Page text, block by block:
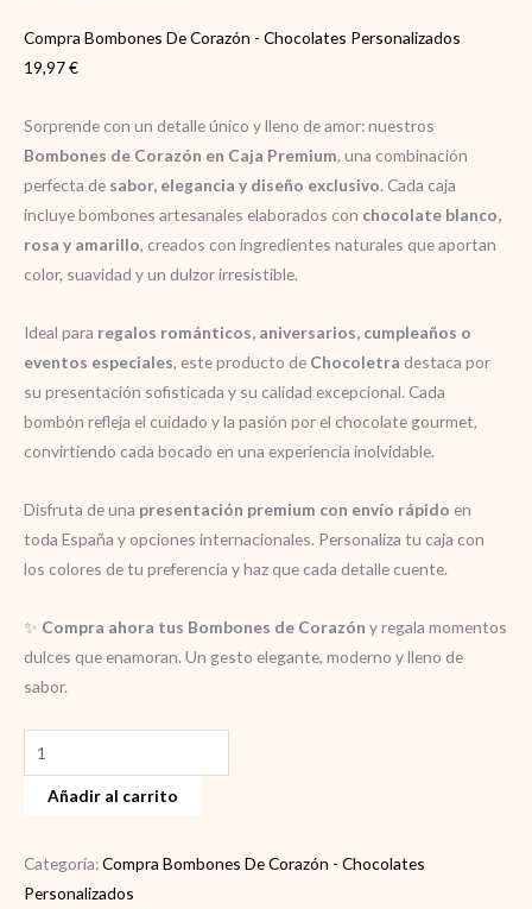
Compra Bombones De Corazón - Chocolates Personalizados
19,97€
Sorprende con un detalle único y lleno de amor: nuestros
Bombones de Corazón en Caja Premium, una combinación
perfecta de sabor, elegancia y diseño exclusivo. Cada caja
incluye bombones artesanales elaborados con chocolate blanco,
rosa y amarillo, creados con ingredientes naturales que aportan
color, suavidad y un dulzor irresistible.
Ideal para regalos románticos, aniversarios, cumpleaños o
eventos especiales, este producto de Chocoletra destaca por
su presentación sofisticada y su calidad excepcional. Cada
bombón refleja el cuidado y la pasión por el chocolate gourmet,
convirtiendo cada bocado en una experiencia inolvidable.
Disfruta de una presentación premium con envío rápido en
toda España y opciones internacionales. Personaliza tu caja con
los colores de tu preferencia y haz que cada detalle cuente.
✨ Compra ahora tus Bombones de Corazón y regala momentos
dulces que enamoran. Un gesto elegante, moderno y lleno de
sabor.
Compra
Bombones
–
Regalo
Añadir al carrito
Categoría:Compra Bombones De Corazón - Chocolates
Personalizados